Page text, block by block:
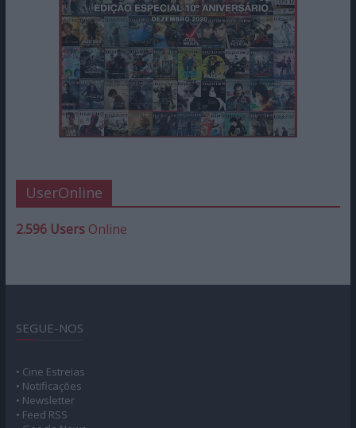
UserOnline
2.596 UsersOnline
SEGUE-NOS
• Cine Estreias
• Notificações
• Newsletter
• Feed RSS